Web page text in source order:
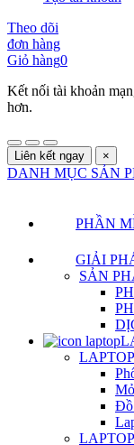
Theo dõi
đơn hàng
Giỏ hàng0
Kết nối tài khoản
hơn.
Liên kết ngay ×
DANH MỤC SẢN
PHẦN
GIẢI
SẢN
Đồ